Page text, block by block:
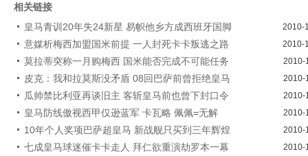
相关链接
皇马青训20年失24新星 易帜他乡方成西班牙国脚
2010-
意媒析梅西加盟国米前提 一人封死卡卡叛逃之路 2010-
莫拉蒂突称一月购梅西 国米能否完成不可能任务 2010-
皮克：我和拉莫斯没矛盾 08回巴萨前曾拒绝皇马 2010-
瓜帅禁比利亚再谈旧主 客斩皇马前也曾下封口令 2010-
皇马防线傲视西甲仅逊蓝军 卡瓦略 佩佩=无解 2010-
10年个人奖项巴萨超皇马 新战舰只买到三年辉煌 2010-
七成皇马球迷催卡卡走人 拜仁欲重演劫罗本一幕 2010-